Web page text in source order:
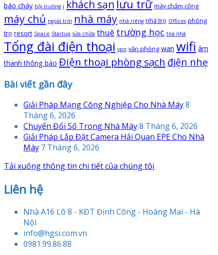
báo cháy hội trường i khách sạn lưu trữ máy chấm công
máy chủ ngoài trời nhà máy nhà riêng nhà trọ Offices phòng
trọ resort Space Startup sửa chữa thuê trường học tòa nhà
Tổng đài điện thoại vpn văn phòng wan wifi âm
thanh thông báo Điện thoại phòng sạch điện nhẹ
Bài viết gần đây
Giải Pháp Mạng Công Nghiệp Cho Nhà Máy8
Tháng 6, 2026
Chuyển Đổi Số Trong Nhà Máy8 Tháng 6, 2026
Giải Pháp Lắp Đặt Camera Hải Quan EPE Cho Nhà
Máy 7 Tháng 6, 2026
Tải xuống thông tin chi tiết của chúng tôi
Liên hệ
Nhà A16 Lô 8 - KĐT Định Công - Hoàng Mai - Hà
Nội
info@hgsi.com.vn
0981.99.86.88